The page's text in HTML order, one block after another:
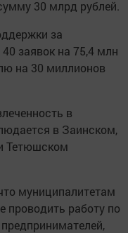
30 млрд рублей.
за
заявок на 75,4 млн
на 30 миллионов
в
в Заинском,
Тетюшском
муниципалитетам
проводить работу по